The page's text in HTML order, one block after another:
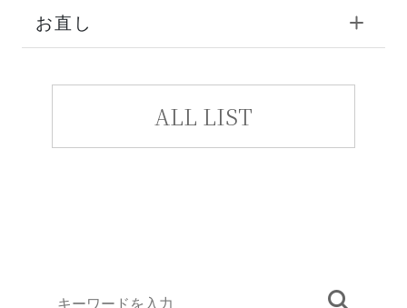
お直し
ALL LIST